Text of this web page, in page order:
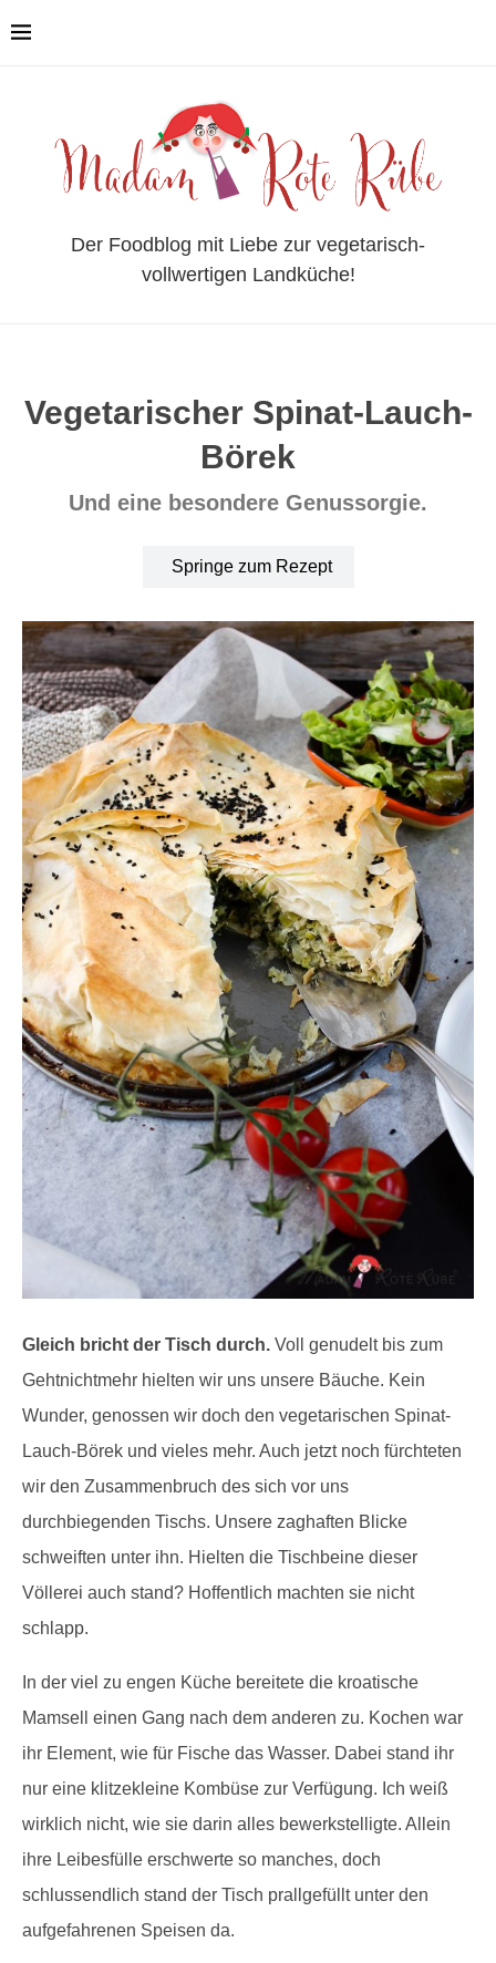
Der Foodblog mit Liebe zur vegetarisch-
vollwertigen Landküche!
Vegetarischer Spinat-Lauch-
Börek
Und eine besondere Genussorgie.
Springe zum Rezept
Gleich bricht der Tisch durch. Voll genudelt bis zum
Gehtnichtmehr hielten wir uns unsere Bäuche. Kein
Wunder, genossen wir doch den vegetarischen Spinat-
Lauch-Börek und vieles mehr. Auch jetzt noch fürchteten
wir den Zusammenbruch des sich vor uns
durchbiegenden Tischs. Unsere zaghaften Blicke
schweiften unter ihn. Hielten die Tischbeine dieser
Völlerei auch stand? Hoffentlich machten sie nicht
schlapp.
In der viel zu engen Küche bereitete die kroatische
Mamsell einen Gang nach dem anderen zu. Kochen war
ihr Element, wie für Fische das Wasser. Dabei stand ihr
nur eine klitzekleine Kombüse zur Verfügung. Ich weiß
wirklich nicht, wie sie darin alles bewerkstelligte. Allein
ihre Leibesfülle erschwerte so manches, doch
schlussendlich stand der Tisch prallgefüllt unter den
aufgefahrenen Speisen da.